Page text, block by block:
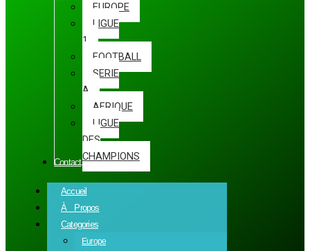
EUROPE
LIGUE
1
FOOTBALL
SERIE
A
AFRIQUE
LIGUE
DES
CHAMPIONS
Contact
Accueil
À Propos
Categories
Europe